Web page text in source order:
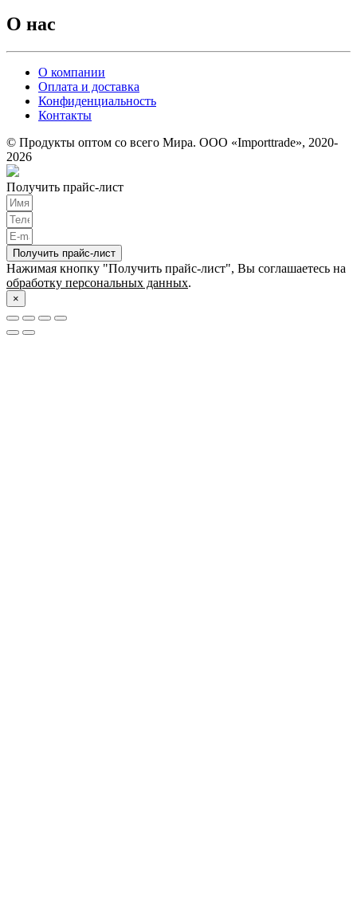
О нас
О компании
Оплата и доставка
Конфиденциальность
Контакты
© Продукты оптом со всего Мира. ООО «Importtrade», 2020-
2026
Получить прайс-лист
Получить прайс-лист
Нажимая кнопку "Получить прайс-лист", Вы соглашаетесь на
обработку персональных данных.
×